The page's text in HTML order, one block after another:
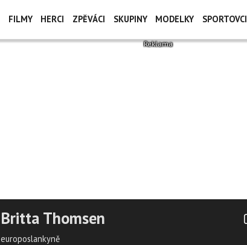
FILMY HERCI ZPĚVÁCI SKUPINY MODELKY SPORTOVCI
Britta Thomsen
europoslankyně